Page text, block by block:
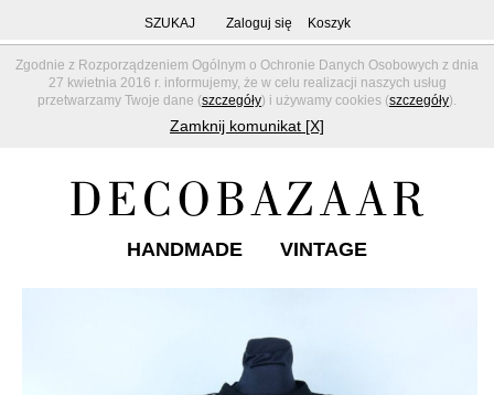
Zgodnie z Rozporządzeniem Ogólnym o Ochronie Danych Osobowych z dnia
27 kwietnia 2016 r. informujemy, że w celu realizacji naszych usług
przetwarzamy Twoje dane (szczegóły) i używamy cookies (szczegóły).
Zamknij komunikat [X]
SZUKAJ Zaloguj się Koszyk
HANDMADE VINTAGE